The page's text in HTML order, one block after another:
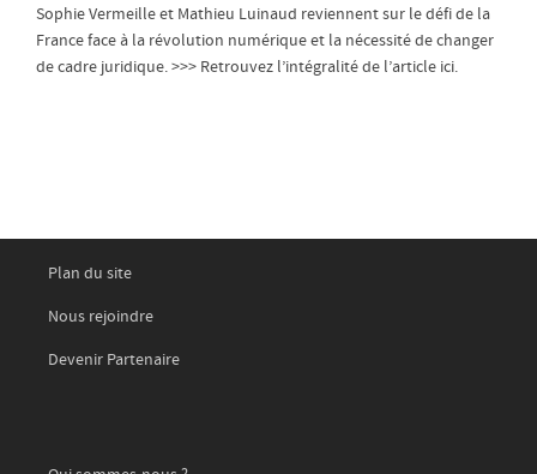
Sophie Vermeille et Mathieu Luinaud reviennent sur le défi de la
France face à la révolution numérique et la nécessité de changer
de cadre juridique. >>> Retrouvez l’intégralité de l’article ici.
Plan du site
Nous rejoindre
Devenir Partenaire